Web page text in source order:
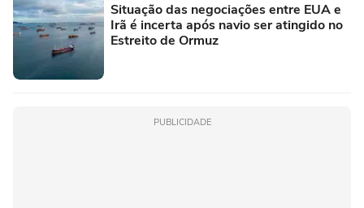
Situação das negociações entre EUA e
Irã é incerta após navio ser atingido no
Estreito de Ormuz
PUBLICIDADE